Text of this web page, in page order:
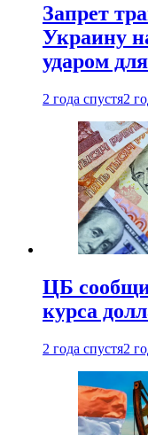
Запрет
Украину
ударом
2 года спустя2
ЦБ
курса
2 года спустя2